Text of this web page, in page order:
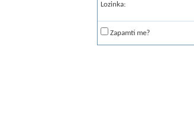
Lozinka:
Zapamti me?